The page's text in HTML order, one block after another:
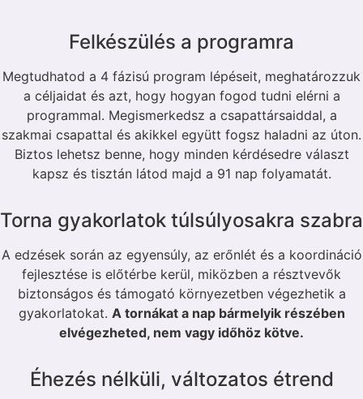
Felkészülés a programra
Megtudhatod a 4 fázisú program lépéseit, meghatározzuk
a céljaidat és azt, hogy hogyan fogod tudni elérni a
programmal. Megismerkedsz a csapattársaiddal, a
szakmai csapattal és akikkel együtt fogsz haladni az úton.
Biztos lehetsz benne, hogy minden kérdésedre választ
kapsz és tisztán látod majd a 91 nap folyamatát.
Torna gyakorlatok túlsúlyosakra szabra
A edzések során az egyensúly, az erőnlét és a koordináció
fejlesztése is előtérbe kerül, miközben a résztvevők
biztonságos és támogató környezetben végezhetik a
gyakorlatokat. A tornákat a nap bármelyik részében
elvégezheted, nem vagy időhöz kötve.
Éhezés nélküli, változatos étrend